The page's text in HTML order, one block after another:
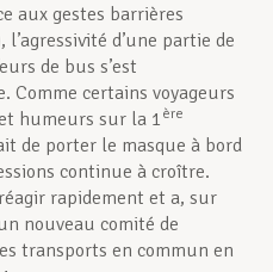
aux gestes barrières
d’une partie de
de bus s’est
Comme certains voyageurs
humeurs sur la 1 ère
de porter le masque à bord
continue à croître.
rapidement et a, sur
nouveau comité de
transports en commun en